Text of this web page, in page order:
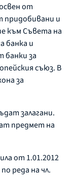
от
придобивани и
към Съвета на
банка и
банки за
съюз. В
за
залагани.
предмет на
от 1.01.2012
реда на чл.